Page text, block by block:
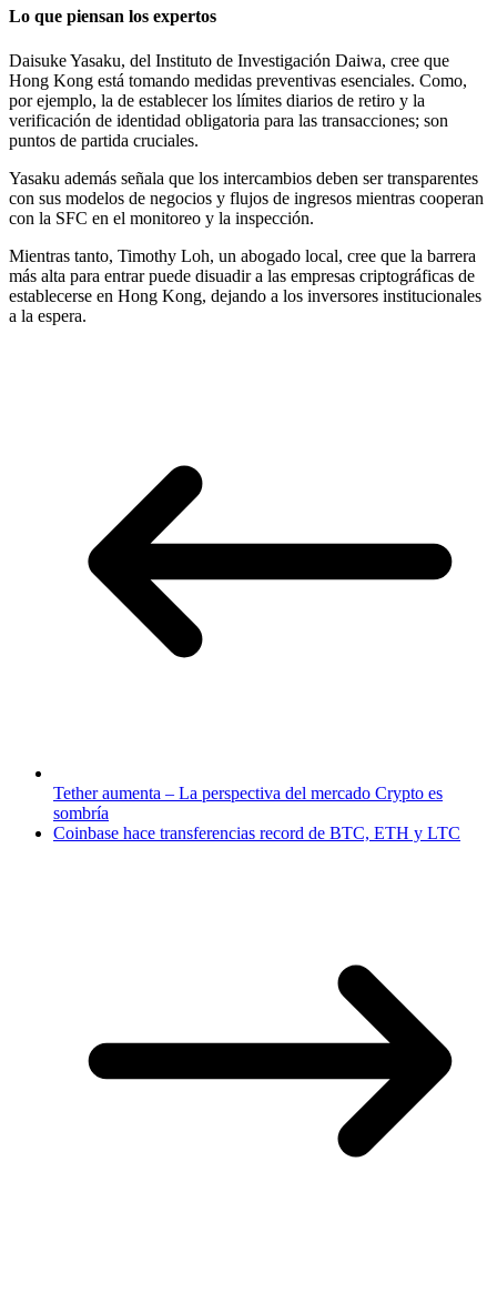
Lo que piensan los expertos
Daisuke Yasaku, del Instituto de Investigación Daiwa, cree que
Hong Kong está tomando medidas preventivas esenciales. Como,
por ejemplo, la de establecer los límites diarios de retiro y la
verificación de identidad obligatoria para las transacciones; son
puntos de partida cruciales.
Yasaku además señala que los intercambios deben ser transparentes
con sus modelos de negocios y flujos de ingresos mientras cooperan
con la SFC en el monitoreo y la inspección.
Mientras tanto, Timothy Loh, un abogado local, cree que la barrera
más alta para entrar puede disuadir a las empresas criptográficas de
establecerse en Hong Kong, dejando a los inversores institucionales
a la espera.
Tether aumenta – La perspectiva del mercado Crypto es
sombría
Coinbase hace transferencias record de BTC, ETH y LTC